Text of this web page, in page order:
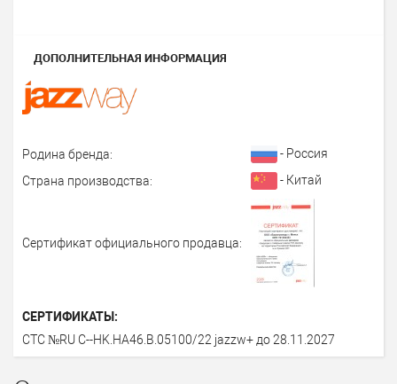
ДОПОЛНИТЕЛЬНАЯ ИНФОРМАЦИЯ
Родина бренда:
- Россия
Страна производства:
- Китай
Сертификат официального продавца:
СЕРТИФИКАТЫ:
СТС №RU C--HK.HA46.В.05100/22 jazzw+ до 28.11.2027